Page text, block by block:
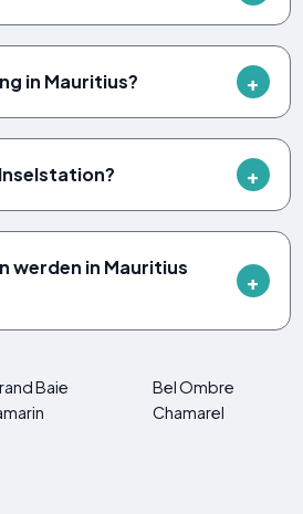
in Mauritius?
werden in Mauritius
Baie
Bel Ombre
Chamarel